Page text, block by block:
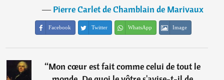
―Pierre Carlet de Chamblain de Marivaux
Facebook Twitter WhatsApp Image
“Mon cœur est fait comme celui de tout le